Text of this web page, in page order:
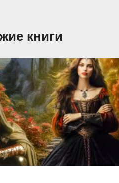
книги